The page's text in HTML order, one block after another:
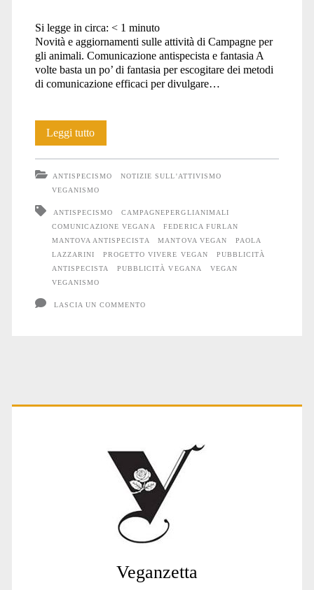
antispecista</span>
Si legge in circa: < 1 minuto
Novità e aggiornamenti sulle attività di Campagne per
gli animali. Comunicazione antispecista e fantasia A
volte basta un po’ di fantasia per escogitare dei metodi
di comunicazione efficaci per divulgare…
Leggi tuttoNovità
sul
progetto
“Comunichiamolo”
ANTISPECISMO
NOTIZIE SULL'ATTIVISMO
VEGANISMO
ANTISPECISMO
CAMPAGNEPERGLIANIMALI
COMUNICAZIONE VEGANA
FEDERICA FURLAN
MANTOVA ANTISPECISTA
MANTOVA VEGAN
PAOLA
LAZZARINI
PROGETTO VIVERE VEGAN
PUBBLICITÀ
ANTISPECISTA
PUBBLICITÀ VEGANA
VEGAN
VEGANISMO
LASCIA UN COMMENTO
Primary
Veganzetta